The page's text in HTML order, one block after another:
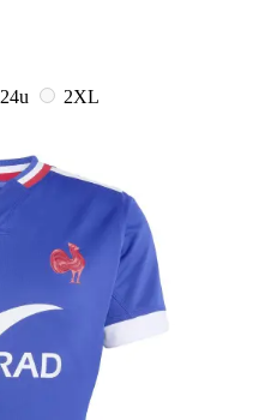
24u
2XL